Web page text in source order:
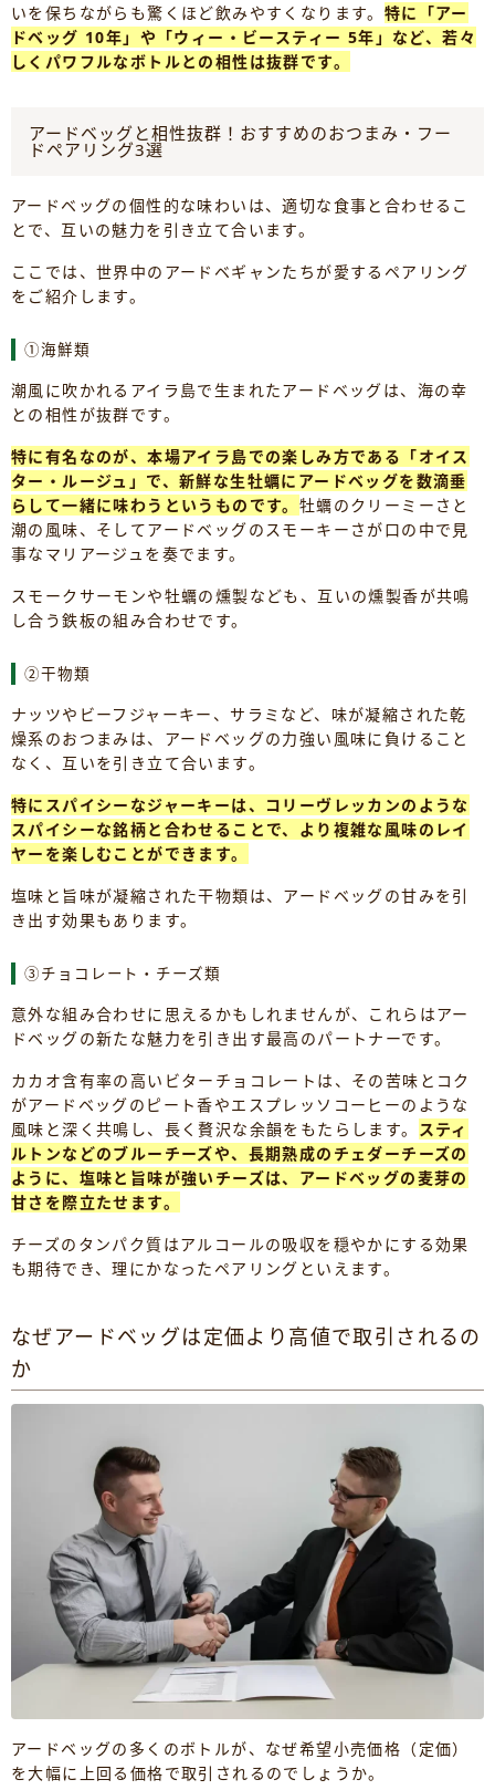
いを保ちながらも驚くほど飲みやすくなります。 特に「アー
ドベッグ 10年」や「ウィー・ビースティー 5年」など、若々
しくパワフルなボトルとの相性は抜群です。
アードベッグと相性抜群！おすすめのおつまみ・フー
ドペアリング3選
アードベッグの個性的な味わいは、適切な食事と合わせるこ
とで、互いの魅力を引き立て合います。
ここでは、世界中のアードベギャンたちが愛するペアリング
をご紹介します。
①海鮮類
潮風に吹かれるアイラ島で生まれたアードベッグは、海の幸
との相性が抜群です。
特に有名なのが、本場アイラ島での楽しみ方である「オイス
ター・ルージュ」で、新鮮な生牡蠣にアードベッグを数滴垂
らして一緒に味わうというものです。 牡蠣のクリーミーさと
潮の風味、そしてアードベッグのスモーキーさが口の中で見
事なマリアージュを奏でます。
スモークサーモンや牡蠣の燻製なども、互いの燻製香が共鳴
し合う鉄板の組み合わせです。
②干物類
ナッツやビーフジャーキー、サラミなど、味が凝縮された乾
燥系のおつまみは、アードベッグの力強い風味に負けること
なく、互いを引き立て合います。
特にスパイシーなジャーキーは、コリーヴレッカンのような
スパイシーな銘柄と合わせることで、より複雑な風味のレイ
ヤーを楽しむことができます。
塩味と旨味が凝縮された干物類は、アードベッグの甘みを引
き出す効果もあります。
③チョコレート・チーズ類
意外な組み合わせに思えるかもしれませんが、これらはアー
ドベッグの新たな魅力を引き出す最高のパートナーです。
カカオ含有率の高いビターチョコレートは、その苦味とコク
がアードベッグのピート香やエスプレッソコーヒーのような
風味と深く共鳴し、長く贅沢な余韻をもたらします。
スティ
ルトンなどのブルーチーズや、長期熟成のチェダーチーズの
ように、塩味と旨味が強いチーズは、アードベッグの麦芽の
甘さを際立たせます。
チーズのタンパク質はアルコールの吸収を穏やかにする効果
も期待でき、理にかなったペアリングといえます。
なぜアードベッグは定価より高値で取引されるの
か
アードベッグの多くのボトルが、なぜ希望小売価格（定価）
を大幅に上回る価格で取引されるのでしょうか。